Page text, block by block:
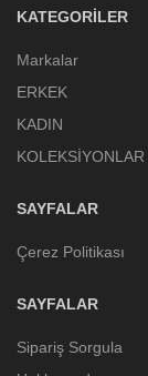
KATEGORILER
Markalar
ERKEK
KADIN
KOLEKSİYONLAR
SAYFALAR
Çerez Politikası
SAYFALAR
Sipariş Sorgula